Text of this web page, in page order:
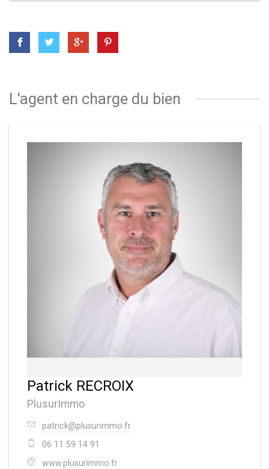
L'agent en charge du bien
Patrick RECROIX
PlusurImmo
patrick@plusurimmo.fr
06 11 59 14 91
www.plusurimmo.fr